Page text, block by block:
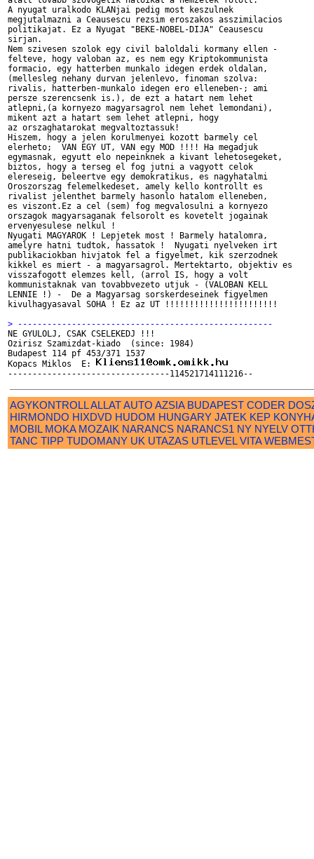
A nyugat uralkodo KLANjai pedig most keszulnek
megjutalmazni a Ceausescu rezsim eroszakos asszimilacios
politikajat. Ez a Nyugat "BEKE-NOBEL-DIJA" Ceausescu
sirjan.
Nem szivesen szolok egy civil baloldali kormany ellen -
felteve, hogy valoban az, es nem egy Kriptokommunista
formacio, egy hatterben munkalo idegen erdek oldalan,
(mellesleg nehany durvan jelenlevo, finoman szolva:
rivalis, hatterben-munkalo idegen ero elleneben-; ami
persze szerencsenk is.), de ezt a hatart nem lehet
atlepni,(a kornyezo magyarsagrol nem lehet lemondani),
mikent azt a hatart sem lehet atlepni, hogy
az orszaghatarokat megvaltoztassuk!
Hiszem, hogy a jelen korulmenyei kozott barmely cel
elerheto;  VAN EGY UT, VAN egy MOD !!!! Ha megadjuk
egymasnak, egyutt elo nepeinknek a kivant lehetosegeket,
biztos, hogy a terseg el fog jutni a vagyott celok
elereseig, beleertve egy demokratikus, es nagyhatalmi
Oroszorszag felemelkedeset, amely kello kontrollt es
rivalist jelenthet barmely hasonlo hatalom elleneben,
es viszont.Ez a cel (sem) fog megvalosulni a kornyezo
orszagok magyarsaganak felsorolt es kovetelt jogainak
ervenyesulese nelkul !
Nyugati MAGYAROK ! Lepjetek most ! Barmely hatalomra,
amelyre hatni tudtok, hassatok !  Nyugati nyelveken irt
publikaciokban hivjatok fel a figyelmet, kik szerzodnek
kikkel es miert - a magyarsagrol. Mertektarto, objektiv es
visszafogott elemzes kell, (arrol IS, hogy a volt
kommunistaknak van tovabbvezeto utjuk - (VALOBAN KELL
LENNIE !) -  De a Magyarsag sorskerdeseinek figyelmen
kivulhagyasaval SOHA ! Ez az UT !!!!!!!!!!!!!!!!!!!!!!!
> ----------------------------------------------------
NE GYULOLJ, CSAK CSELEKEDJ !!!
Ozirisz Szamizdat-kiado  (since: 1984)
Budapest 114 pf 453/371 1537
Kopacs Miklos  E:
AGYKONTROLLALLATAUTO AZSIA BUDAPEST CODER
HIRMONDO HIXDVD HUDOM HUNGARY JATEK KEP
MOBIL MOKA MOZAIK NARANCS NARANCS1 NY NYELV
TANC TIPP TUDOMANY UK UTAZAS UTLEVEL VITA